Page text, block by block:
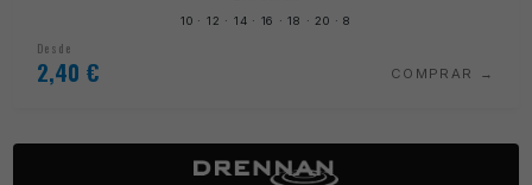
10 · 12 · 14 · 16 · 18 · 20 · 8
Desde
2,40 € COMPRAR